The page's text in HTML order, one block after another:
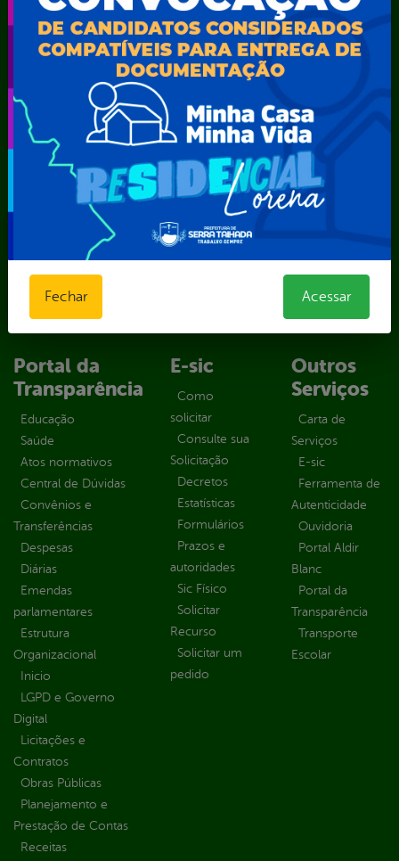
Secretaria Municipal da Mulher – SEMU
Secretaria Municipal de Administração – SAD
Secretaria Municipal de Agricultura e Recursos Hídricos –
SEMARH / Secretaria de Agricultura Familiar – SEMAF
Secretaria Municipal de Educação – SEST
Secretaria Municipal de Esporte e Lazer – SEMEL
Secretaria Municipal de Finanças – SECFIN
Secretaria Municipal de Governo – SEGOV
Secretaria Municipal de Meio Ambiente – SEMA
Secretaria Municipal de Planejamento e Gestão – SEPLAG
Secretaria Municipal de Relações Institucionais – SEMRI
Secretaria Municipal de Saúde – SMS
Secretaria Municipal de Serviços Públicos – SEMUSP
Talhada-STTRANS
Portal da
Transparência
Educação
Saúde
Atos normativos
Central de Dúvidas
Convênios e
Transferências
Despesas
Diárias
Emendas
parlamentares
Estrutura
Organizacional
Inicio
LGPD e Governo
Digital
Licitações e
Contratos
Obras Públicas
Planejamento e
Prestação de Contas
Receitas
E-sic
Como
solicitar
Consulte sua
Solicitação
Decretos
Estatísticas
Formulários
Prazos e
autoridades
Sic Físico
Solicitar
Recurso
Solicitar um
pedido
Outros
Serviços
Carta de
Serviços
E-sic
Ferramenta de
Autenticidade
Ouvidoria
Portal Aldir
Blanc
Portal da
Transparência
Transporte
Escolar
Fechar Acessar